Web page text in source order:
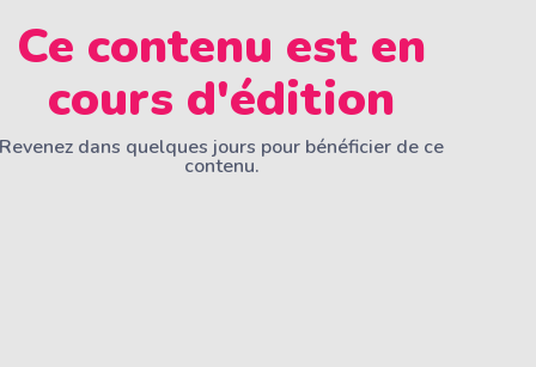
Ce contenu est en
cours d'édition
Revenez dans quelques jours pour bénéficier de ce
contenu.